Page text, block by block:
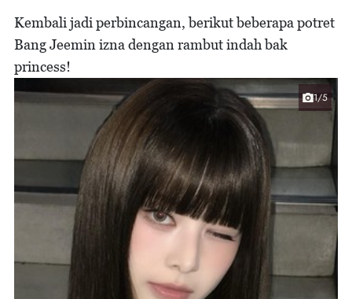
Kembali jadi perbincangan, berikut beberapa potret
Bang Jeemin izna dengan rambut indah bak
princess!
1/5